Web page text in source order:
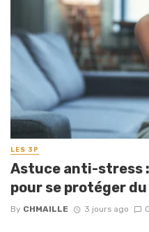
LES 3P
Astuce anti-stress
pour se protéger
By CHMAILLE 3 jours ago 0